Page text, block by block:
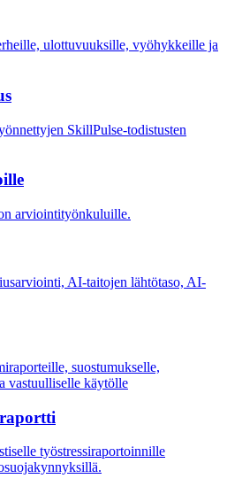
ulottuvuuksille, vyöhykkeille ja
SkillPulse-todistusten
arviointityönkuluille.
AI-taitojen lähtötaso, AI-
suostumukselle,
vastuulliselle käytölle
työstressiraportoinnille